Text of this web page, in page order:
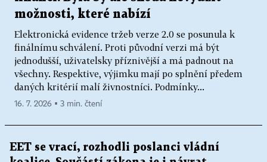
možnosti, které nabízí
Elektronická evidence tržeb verze 2.0 se posunula k
finálnímu schválení. Proti původní verzi má být
jednodušší, uživatelsky příznivější a má padnout na
všechny. Respektive, výjimku mají po splnění předem
daných kritérií malí živnostníci. Podmínky...
16. 7. 2026 ▪ 3 min. čtení
EET se vrací, rozhodli poslanci vládní